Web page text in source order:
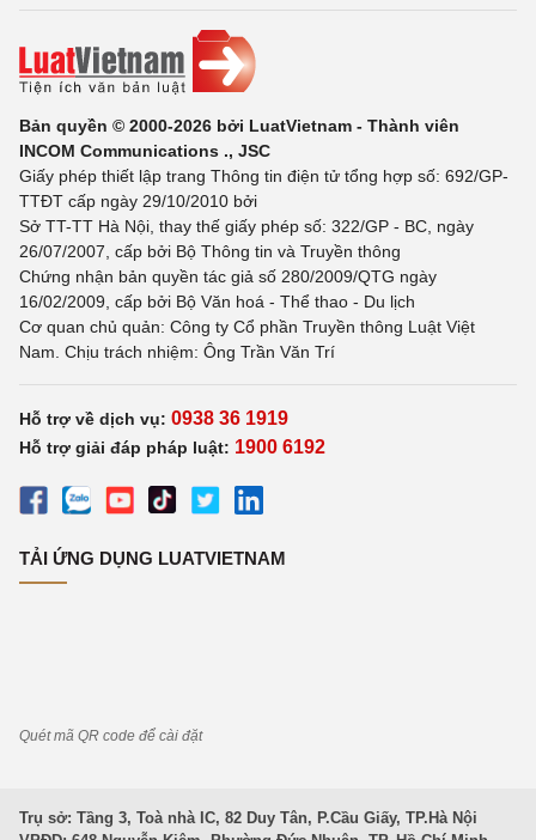
Bản quyền © 2000-2026 bởi LuatVietnam - Thành viên
INCOM Communications ., JSC
Giấy phép thiết lập trang Thông tin điện tử tổng hợp số: 692/GP-
TTĐT cấp ngày 29/10/2010 bởi
Sở TT-TT Hà Nội, thay thế giấy phép số: 322/GP - BC, ngày
26/07/2007, cấp bởi Bộ Thông tin và Truyền thông
Chứng nhận bản quyền tác giả số 280/2009/QTG ngày
16/02/2009, cấp bởi Bộ Văn hoá - Thể thao - Du lịch
Cơ quan chủ quản: Công ty Cổ phần Truyền thông Luật Việt
Nam. Chịu trách nhiệm: Ông Trần Văn Trí
Hỗ trợ về dịch vụ: 0938 36 1919
Hỗ trợ giải đáp pháp luật: 1900 6192
TẢI ỨNG DỤNG LUATVIETNAM
Quét mã QR code để cài đặt
Trụ sở: Tầng 3, Toà nhà IC, 82 Duy Tân, P.Cầu Giấy, TP.Hà Nội